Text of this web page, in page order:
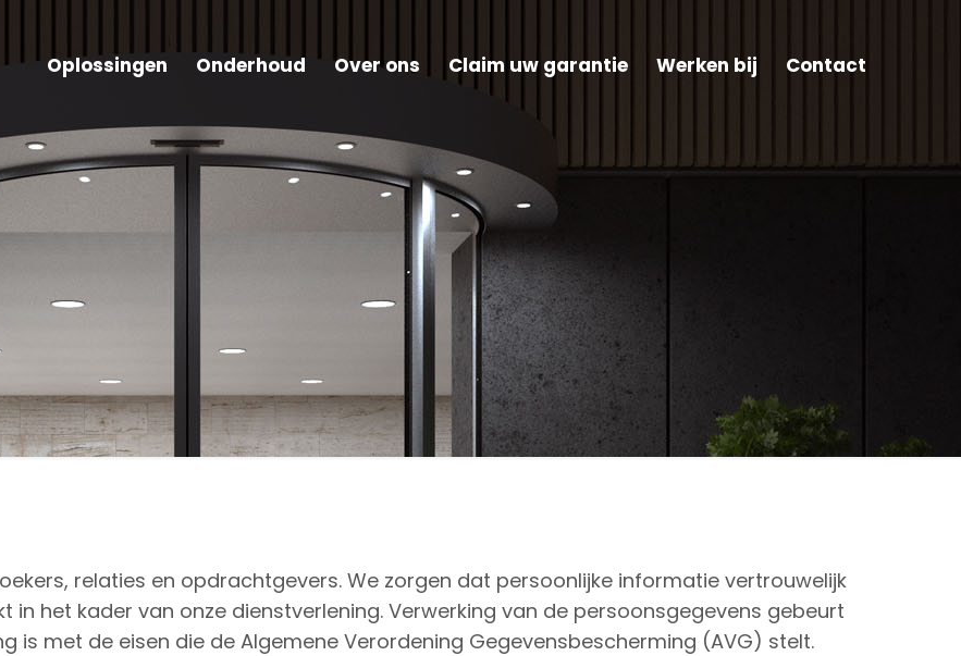
Oplossingen Onderhoud Over ons Claim uw garantie Werken bij Contact
relaties en opdrachtgevers. We zorgen dat persoonlijke informatie vertrouwelijk
het kader van onze dienstverlening. Verwerking van de persoonsgegevens gebeurt
is met de eisen die de Algemene Verordening Gegevensbescherming (AVG) stelt.